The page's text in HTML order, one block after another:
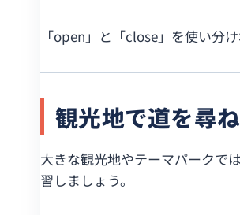
「open」と「close」を使い分
観光地で道を尋
大きな観光地やテーマパークで
習しましょう。